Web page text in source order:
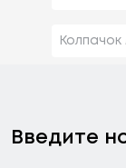
Введите